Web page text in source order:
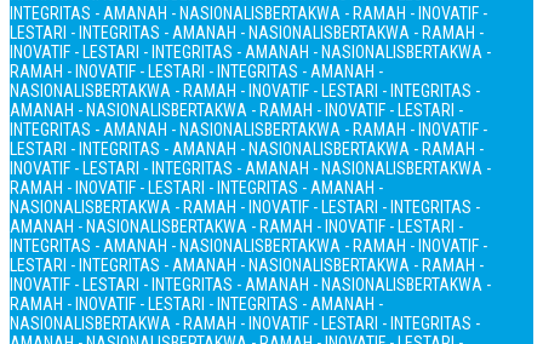
INTEGRITAS - AMANAH - NASIONALISBERTAKWA - RAMAH - INOVATIF -
LESTARI - INTEGRITAS - AMANAH - NASIONALISBERTAKWA - RAMAH -
INOVATIF - LESTARI - INTEGRITAS - AMANAH - NASIONALISBERTAKWA -
RAMAH - INOVATIF - LESTARI - INTEGRITAS - AMANAH -
NASIONALISBERTAKWA - RAMAH - INOVATIF - LESTARI - INTEGRITAS -
AMANAH - NASIONALISBERTAKWA - RAMAH - INOVATIF - LESTARI -
INTEGRITAS - AMANAH - NASIONALISBERTAKWA - RAMAH - INOVATIF -
LESTARI - INTEGRITAS - AMANAH - NASIONALISBERTAKWA - RAMAH -
INOVATIF - LESTARI - INTEGRITAS - AMANAH - NASIONALISBERTAKWA -
RAMAH - INOVATIF - LESTARI - INTEGRITAS - AMANAH -
NASIONALISBERTAKWA - RAMAH - INOVATIF - LESTARI - INTEGRITAS -
AMANAH - NASIONALISBERTAKWA - RAMAH - INOVATIF - LESTARI -
INTEGRITAS - AMANAH - NASIONALISBERTAKWA - RAMAH - INOVATIF -
LESTARI - INTEGRITAS - AMANAH - NASIONALISBERTAKWA - RAMAH -
INOVATIF - LESTARI - INTEGRITAS - AMANAH - NASIONALISBERTAKWA -
RAMAH - INOVATIF - LESTARI - INTEGRITAS - AMANAH -
NASIONALISBERTAKWA - RAMAH - INOVATIF - LESTARI - INTEGRITAS -